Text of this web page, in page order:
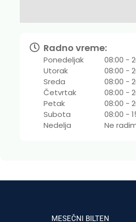
Radno vreme:
Ponedeljak
Utorak
Sreda
Četvrtak
Petak
Subota
Nedelja
08:00 -
08:00 -
08:00 -
08:00 -
08:00 -
08:00 -
Ne
MESEČNI BILTEN